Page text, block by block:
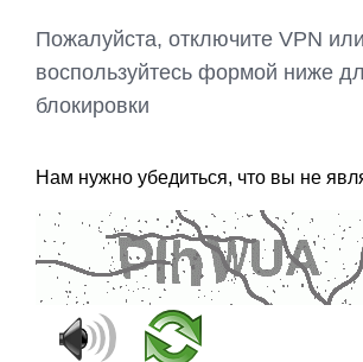
Пожалуйста, отключите VPN или
воспользуйтесь формой ниже
блокировки
Нам нужно убедиться, что вы не